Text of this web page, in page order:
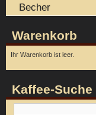
Becher
Warenkorb
Ihr Warenkorb ist leer.
Kaffee-Suche